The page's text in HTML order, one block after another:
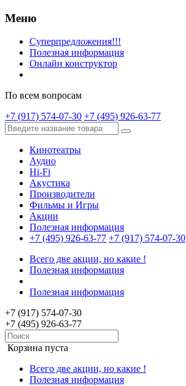
Меню
Суперпредложения!!!
Полезная информация
Онлайн конструктор
По всем вопросам
+7 (917) 574-07-30 +7 (495) 926-63-77
Кинотеатры
Аудио
Hi-Fi
Акустика
Производители
Фильмы и Игры
Акции
Полезная информация
+7 (495) 926-63-77 +7 (917) 574-07-30
Всего две акции, но какие !
Полезная информация
Полезная информация
+7 (917) 574-07-30
+7 (495) 926-63-77
Корзина пуста
Всего две акции, но какие !
Полезная информация